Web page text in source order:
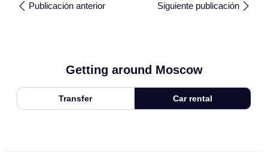
Publicación anterior Siguiente publicación
Getting around Moscow
Transfer Car rental